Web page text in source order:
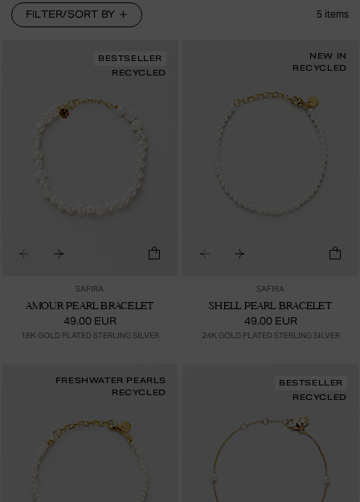
FILTER/SORT BY 5 items
BESTSELLER
RECYCLED
SAFIRA
AMOUR PEARL BRACELET
49.00 EUR
18K GOLD PLATED STERLING SILVER
NEW IN
RECYCLED
SAFIRA
SHELL PEARL BRACELET
49.00 EUR
24K GOLD PLATED STERLING SILVER
FRESHWATER PEARLS
RECYCLED
BESTSELLER
RECYCLED